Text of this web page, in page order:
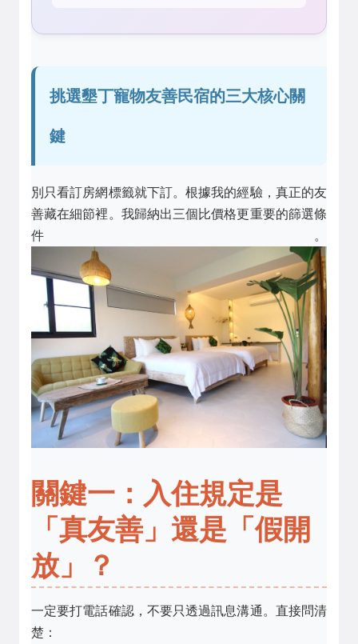
挑選墾丁寵物友善民宿的三大核心關
鍵
別只看訂房網標籤就下訂。根據我的經驗，真正的友
善藏在細節裡。我歸納出三個比價格更重要的篩選條
件。
關鍵一：入住規定是
「真友善」還是「假開
放」？
一定要打電話確認，不要只透過訊息溝通。直接問清
楚：